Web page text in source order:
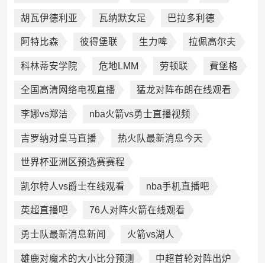
胡瓦伊德利亚 瓦纳默女足 巴拉多利德
阿特比森 彼得堡联 生力啤 拉佩高尔夫
科林蒂安学院 危地LMM 劳顿联 費堡格
全国高清网络电视直播 猛龙对阵布朗在线观看
李娜vs郑洁 nba火箭vs勇士直播视频
吉罗纳对皇马直播 热火队最新消息今天
世界杯亚洲区预选赛赛程
凯尔特人vs爵士在线观看 nba手机直播吧
英超直播吧 76人对阵火箭在线观看
勇士队最新消息新闻 火箭vs湖人
雄鹿对魔术的大小比分预测 中超首轮对阵出炉